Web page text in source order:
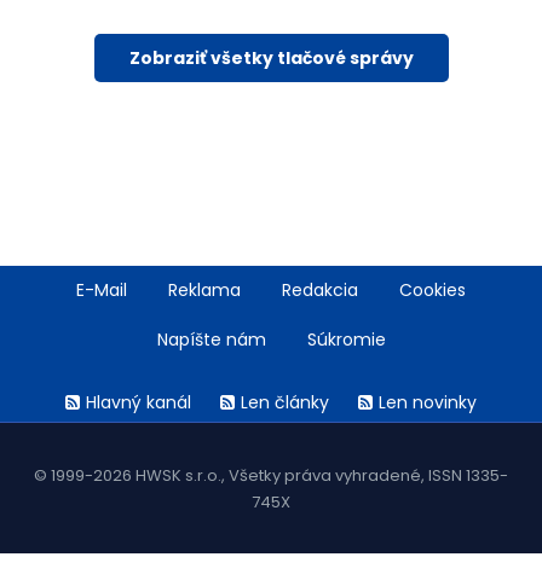
Zobraziť všetky tlačové správy
FooterE-Mail Reklama Redakcia Cookies
Napíšte nám Súkromie
menuHlavný kanál Len články Len novinky
© 1999-2026 HWSK s.r.o., Všetky práva vyhradené, ISSN 1335-
745X